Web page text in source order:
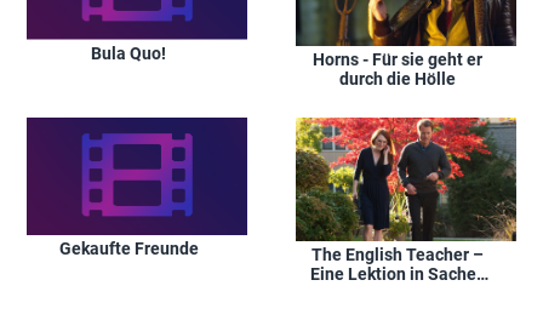
Bula Quo!
Horns - Für sie geht er
durch die Hölle
Gekaufte Freunde
The English Teacher –
Eine Lektion in Sachen